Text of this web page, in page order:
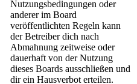
Nutzungsbedingungen oder
anderer im Board
veröffentlichten Regeln kann
der Betreiber dich nach
Abmahnung zeitweise oder
dauerhaft von der Nutzung
dieses Boards ausschließen und
dir ein Hausverbot erteilen.